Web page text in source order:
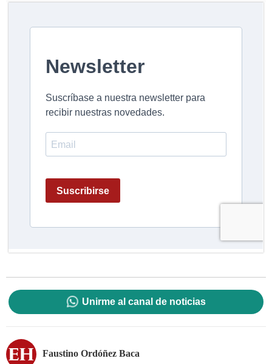
Unirme al canal de noticias
Faustino Ordóñez Baca